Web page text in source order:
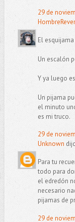
29 de
El
Un escalón
Y ya luego
Un pijama
el minuto
es mi truco.
29 de
Unknown
Para tu
todo para
el edredón
necesario
pijamas de
29 de